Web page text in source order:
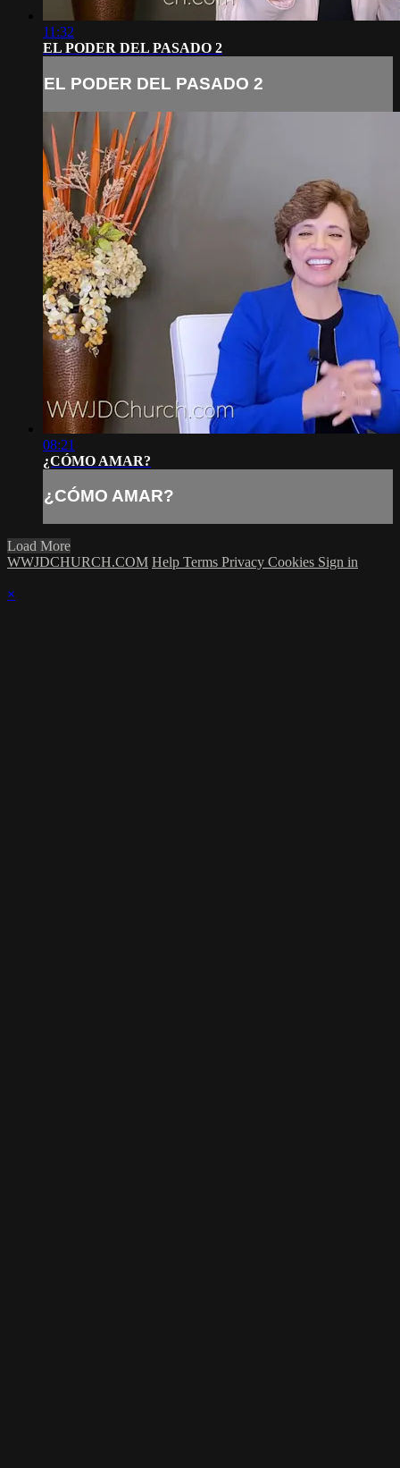
11:32
EL PODER DEL PASADO 2
EL PODER DEL PASADO 2
08:21
¿CÓMO AMAR?
¿CÓMO AMAR?
Load More
WWJDCHURCH.COM Help Terms Privacy Cookies Sign in
×